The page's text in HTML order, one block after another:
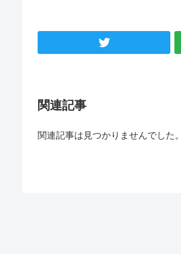
関連記事
関連記事は見つかりませんでした。